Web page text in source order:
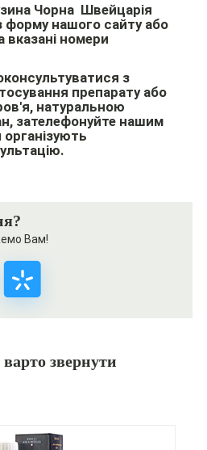
Чорна Швейцарія
форму нашого сайту або
вказані номери
з
препарату або
натуральною
зателефонуйте нашим
Вам!
звернути